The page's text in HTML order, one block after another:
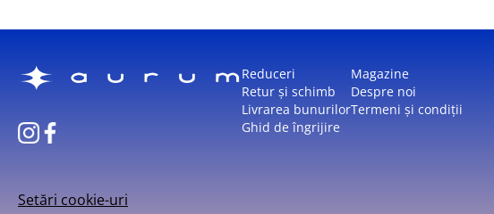
Reduceri
Retur și schimb
Livrarea bunurilor
Ghid de îngrijire
Magazine
Despre noi
Termeni și condiții
Setări cookie-uri